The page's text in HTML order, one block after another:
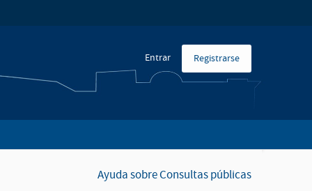
Entrar Registrarse
Ayuda sobre Consultas públicas